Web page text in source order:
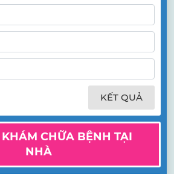
KẾT QUẢ
CHỮA BỆNH TẠI
NHÀ